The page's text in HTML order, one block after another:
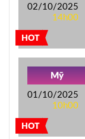
HOT
02/10/2025
14h00
HOT
Mỹ
01/10/2025
10h00